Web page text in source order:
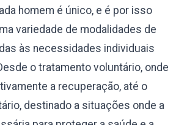
homem é único, e é por isso
variedade de modalidades de
às necessidades individuais
o tratamento voluntário, onde
a recuperação, até o
destinado a situações onde a